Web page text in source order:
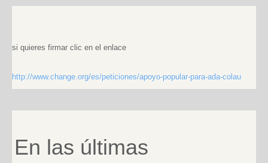
si quieres firmar clic en el enlace
http://www.change.org/es/peticiones/apoyo-popular-para-ada-colau
En las últimas